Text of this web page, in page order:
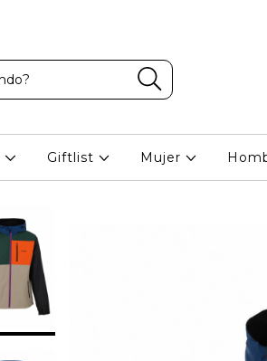
Giftlist Mujer